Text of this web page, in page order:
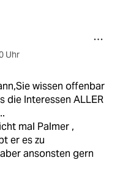
Uhr
wissen offenbar
die Interessen ALLER
mal Palmer ,
er es zu
ansonsten gern